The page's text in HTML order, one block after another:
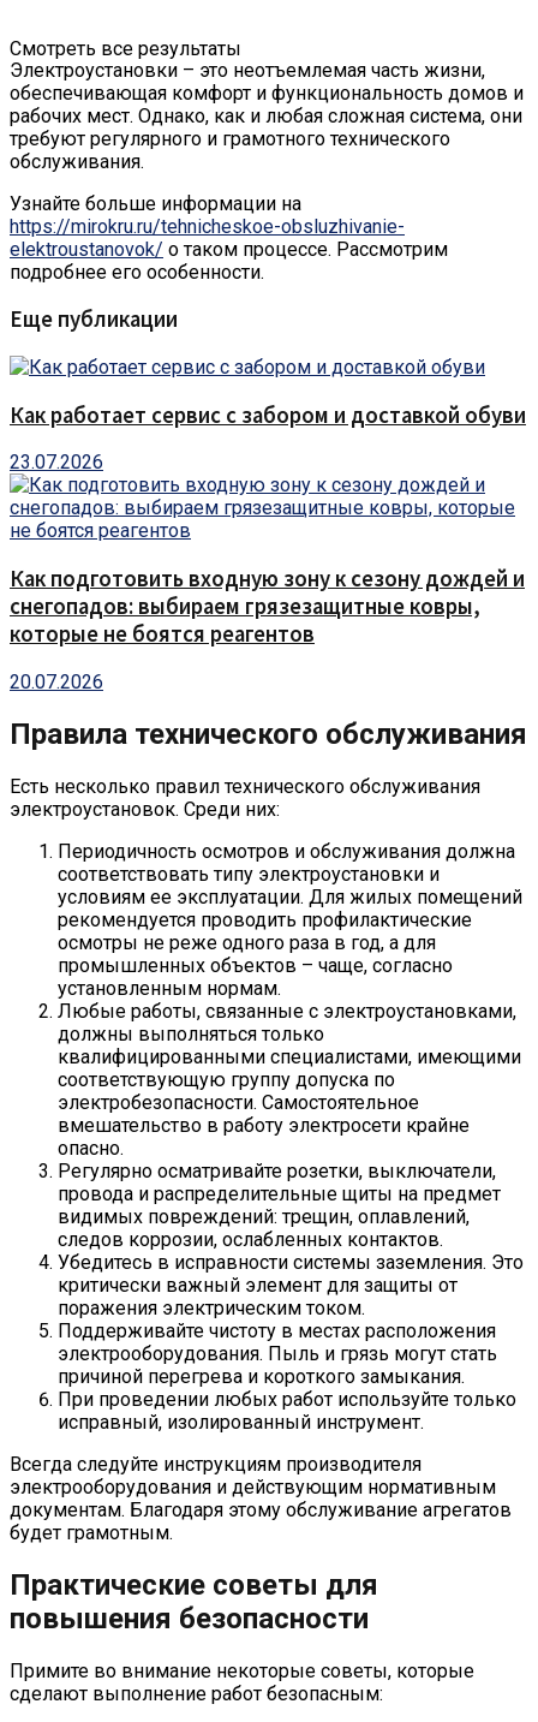
Смотреть все результаты
Электроустановки – это неотъемлемая часть жизни,
обеспечивающая комфорт и функциональность домов и
рабочих мест. Однако, как и любая сложная система, они
требуют регулярного и грамотного технического
обслуживания.
Узнайте больше информации на
https://mirokru.ru/tehnicheskoe-obsluzhivanie-
elektroustanovok/ о таком процессе. Рассмотрим
подробнее его особенности.
Еще публикации
Как работает сервис с забором и доставкой обуви
23.07.2026
Как подготовить входную зону к сезону дождей и
снегопадов: выбираем грязезащитные ковры,
которые не боятся реагентов
20.07.2026
Правила технического обслуживания
Есть несколько правил технического обслуживания
электроустановок. Среди них:
Периодичность осмотров и обслуживания должна
соответствовать типу электроустановки и
условиям ее эксплуатации. Для жилых помещений
рекомендуется проводить профилактические
осмотры не реже одного раза в год, а для
промышленных объектов – чаще, согласно
установленным нормам.
Любые работы, связанные с электроустановками,
должны выполняться только
квалифицированными специалистами, имеющими
соответствующую группу допуска по
электробезопасности. Самостоятельное
вмешательство в работу электросети крайне
опасно.
Регулярно осматривайте розетки, выключатели,
провода и распределительные щиты на предмет
видимых повреждений: трещин, оплавлений,
следов коррозии, ослабленных контактов.
Убедитесь в исправности системы заземления. Это
критически важный элемент для защиты от
поражения электрическим током.
Поддерживайте чистоту в местах расположения
электрооборудования. Пыль и грязь могут стать
причиной перегрева и короткого замыкания.
При проведении любых работ используйте только
исправный, изолированный инструмент.
Всегда следуйте инструкциям производителя
электрооборудования и действующим нормативным
документам. Благодаря этому обслуживание агрегатов
будет грамотным.
Практические советы для
повышения безопасности
Примите во внимание некоторые советы, которые
сделают выполнение работ безопасным: